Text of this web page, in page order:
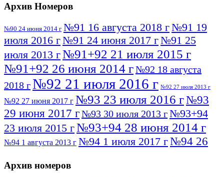
Архив Номеров
№90 24 июня 2014 г №91 16 августа 2018 г№91 19
июля 2016 г№91 24 июня 2017 г№91 25
июля 2013 г№91+92 21 июля 2015 г
№91+92 26 июня 2014 г№92 18 августа
2018 г№92 21 июля 2016 г №92 27 июля 2013 г
№92 27 июня 2017 г №93 23 июля 2016 г№93
29 июня 2017 г№93 30 июля 2013 г№93+94
23 июля 2015 г№93+94 28 июня 2014 г
№94 1 августа 2013 г №94 1 июля 2017 г№94 26
№95 7 августа 2012 г
Архив номеров